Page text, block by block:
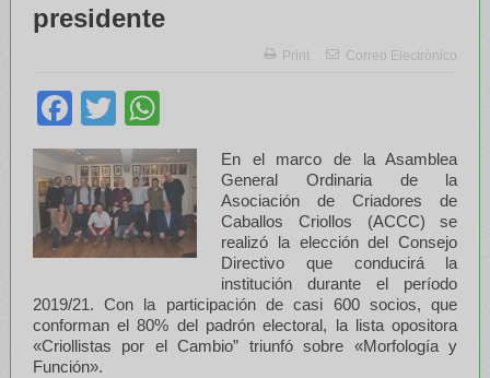
presidente
Print Correo Electrónico
Facebook
Twitter
En el marco de la Asamblea
General Ordinaria de la
Asociación de Criadores de
Caballos Criollos (ACCC) se
realizó la elección del Consejo
Directivo que conducirá la
institución durante el período
2019/21. Con la participación de casi 600 socios, que
conforman el 80% del padrón electoral, la lista opositora
«Criollistas por el Cambio” triunfó sobre «Morfología y
Función».